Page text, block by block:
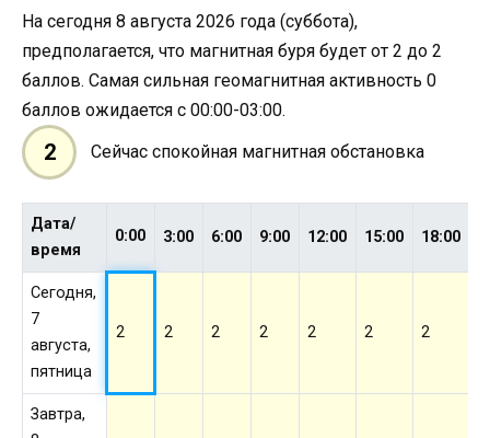
На сегодня 8 августа 2026 года (суббота),
предполагается, что магнитная буря будет от 2 до 2
баллов. Самая сильная геомагнитная активность 0
баллов ожидается с 00:00-03:00.
2 Сейчас спокойная магнитная обстановка
Дата/
время
0:00 3:00 6:00 9:00 12:00 15:00 18:00
Сегодня,
7
августа,
пятница
2 2 2 2 2 2 2
Завтра,